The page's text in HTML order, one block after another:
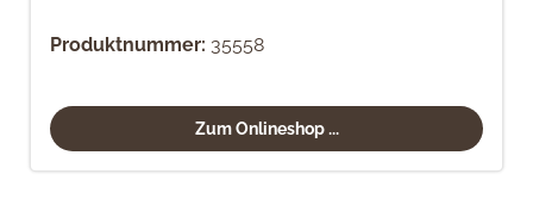
Produktnummer: 35558
Zum Onlineshop ...